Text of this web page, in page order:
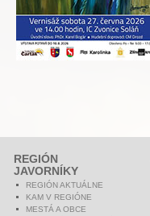
REGIÓN
JAVORNÍKY
REGIÓN AKTUÁLNE
KAM V REGIÓNE
MESTÁ A OBCE